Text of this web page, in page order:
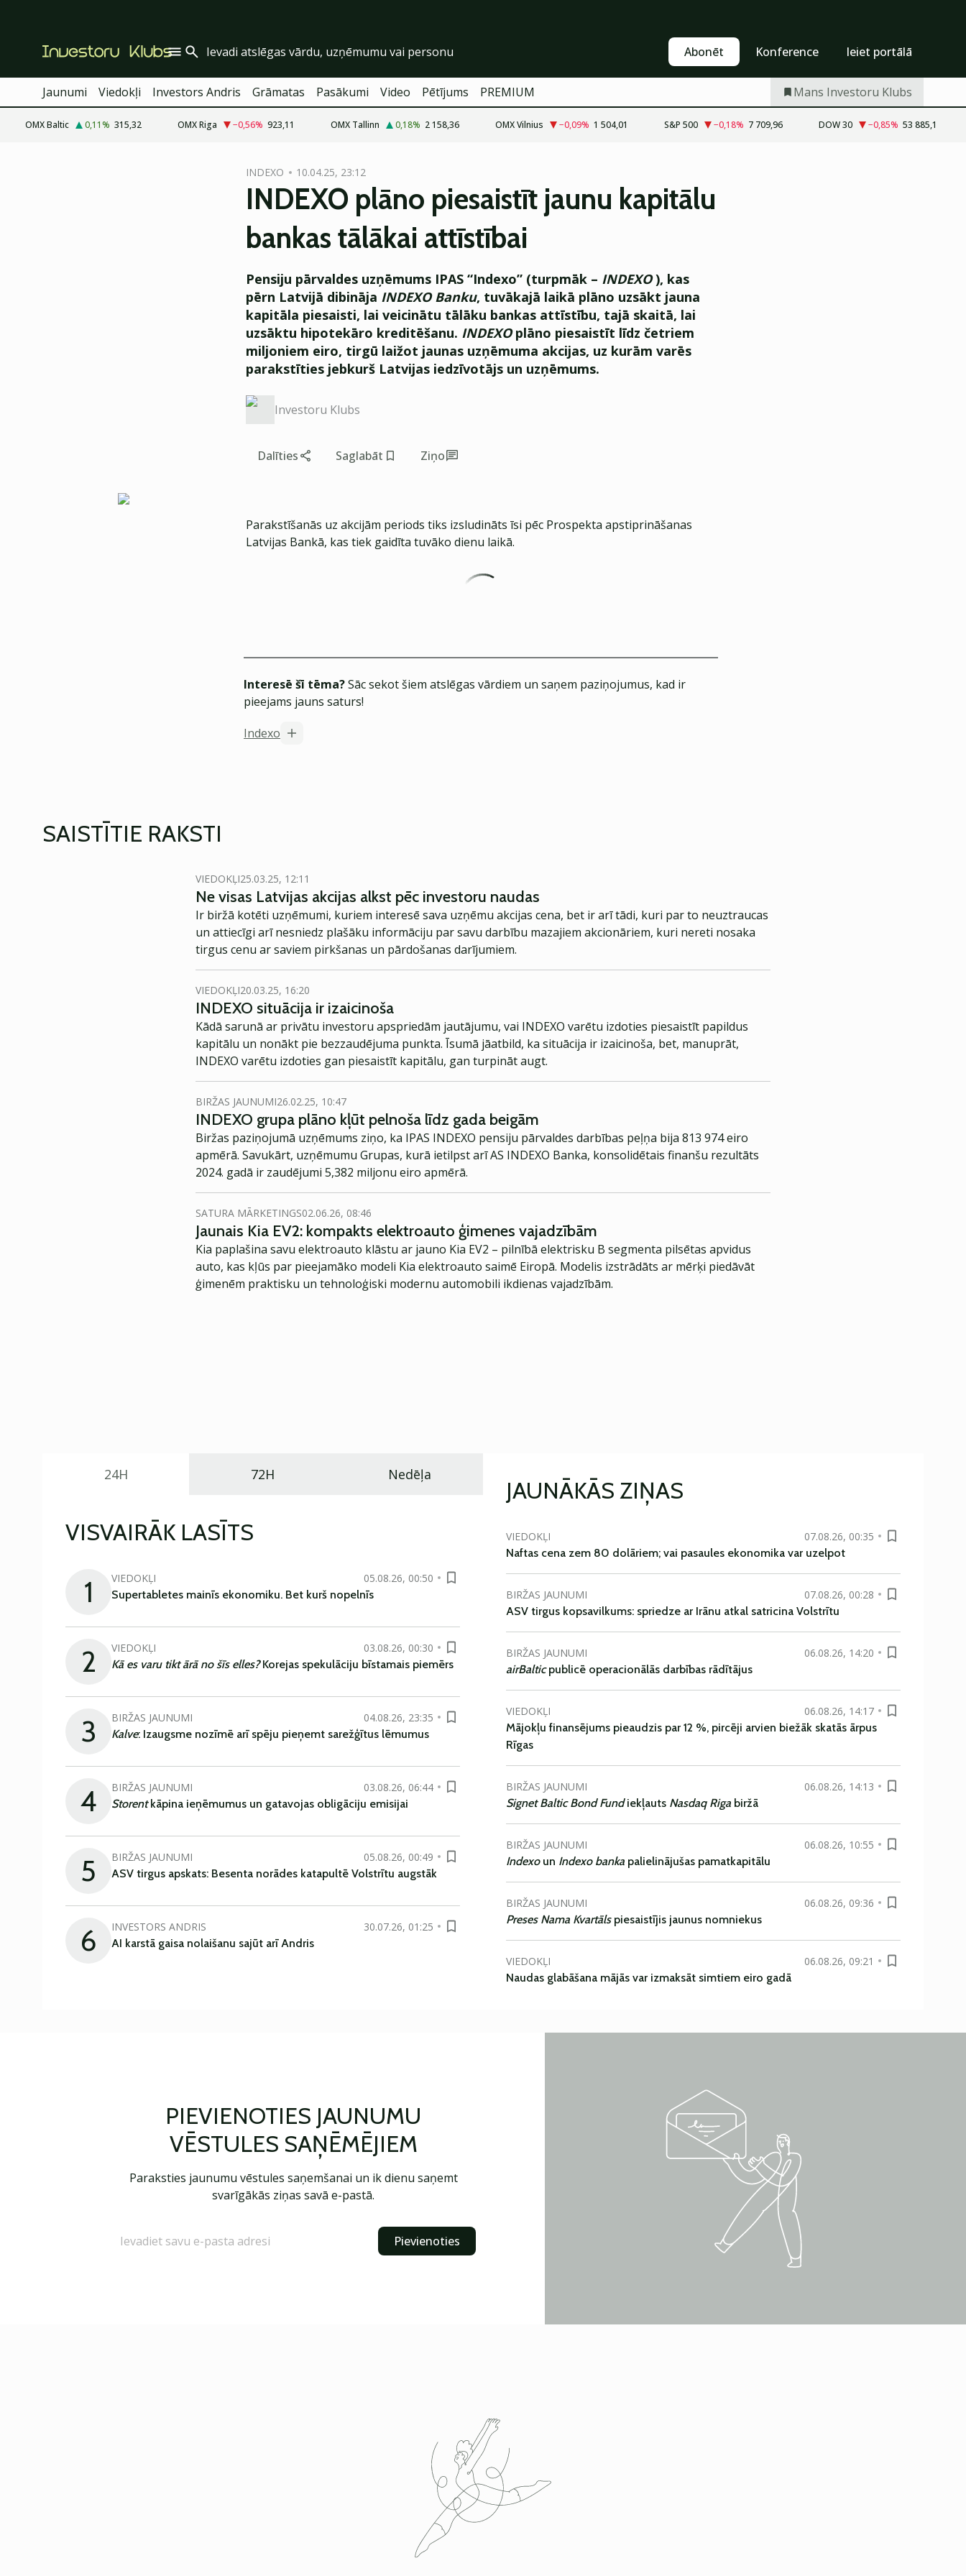
Abonēt Konference Ieiet portālā
Jaunumi Viedokļi Investors Andris Grāmatas Pasākumi Video Pētījums PREMIUM Mans Investoru Klubs
OMX Baltic 0,11% 315,32 OMX Riga −0,56% 923,11 OMX Tallinn 0,18% 2 158,36 OMX Vilnius −0,09% 1 504,01 S&P 500 −0,18% 7 709,96 DOW 30 −0,85% 53 885,1
INDEXO 10.04.25, 23:12
INDEXO plāno piesaistīt jaunu kapitālu
bankas tālākai attīstībai
Pensiju pārvaldes uzņēmums IPAS “Indexo” (turpmāk – INDEXO ), kas
pērn Latvijā dibināja INDEXO Banku, tuvākajā laikā plāno uzsākt jauna
kapitāla piesaisti, lai veicinātu tālāku bankas attīstību, tajā skaitā, lai
uzsāktu hipotekāro kreditēšanu. INDEXO plāno piesaistīt līdz četriem
miljoniem eiro, tirgū laižot jaunas uzņēmuma akcijas, uz kurām varēs
parakstīties jebkurš Latvijas iedzīvotājs un uzņēmums.
Investoru Klubs
Dalīties Saglabāt Ziņo
Parakstīšanās uz akcijām periods tiks izsludināts īsi pēc Prospekta apstiprināšanas
Latvijas Bankā, kas tiek gaidīta tuvāko dienu laikā.
Interesē šī tēma?Sāc sekot šiem atslēgas vārdiem un saņem paziņojumus, kad ir
pieejams jauns saturs!
Indexo
SAISTĪTIE RAKSTI
VIEDOKĻI25.03.25, 12:11
Ne visas Latvijas akcijas alkst pēc investoru naudas
Ir biržā kotēti uzņēmumi, kuriem interesē sava uzņēmu akcijas cena, bet ir arī tādi, kuri par to neuztraucas
un attiecīgi arī nesniedz plašāku informāciju par savu darbību mazajiem akcionāriem, kuri nereti nosaka
tirgus cenu ar saviem pirkšanas un pārdošanas darījumiem.
VIEDOKĻI20.03.25, 16:20
INDEXO situācija ir izaicinoša
Kādā sarunā ar privātu investoru apspriedām jautājumu, vai INDEXO varētu izdoties piesaistīt papildus
kapitālu un nonākt pie bezzaudējuma punkta. Īsumā jāatbild, ka situācija ir izaicinoša, bet, manuprāt,
INDEXO varētu izdoties gan piesaistīt kapitālu, gan turpināt augt.
BIRŽAS JAUNUMI26.02.25, 10:47
INDEXO grupa plāno kļūt pelnoša līdz gada beigām
Biržas paziņojumā uzņēmums ziņo, ka IPAS INDEXO pensiju pārvaldes darbības peļņa bija 813 974 eiro
apmērā. Savukārt, uzņēmumu Grupas, kurā ietilpst arī AS INDEXO Banka, konsolidētais finanšu rezultāts
2024. gadā ir zaudējumi 5,382 miljonu eiro apmērā.
SATURA MĀRKETINGS02.06.26, 08:46
Jaunais Kia EV2: kompakts elektroauto ģimenes vajadzībām
Kia paplašina savu elektroauto klāstu ar jauno Kia EV2 – pilnībā elektrisku B segmenta pilsētas apvidus
auto, kas kļūs par pieejamāko modeli Kia elektroauto saimē Eiropā. Modelis izstrādāts ar mērķi piedāvāt
ģimenēm praktisku un tehnoloģiski modernu automobili ikdienas vajadzībām.
24H 72H Nedēļa
VISVAIRĀK LASĪTS
1 VIEDOKĻI
05.08.26, 00:50
Supertabletes mainīs ekonomiku. Bet kurš nopelnīs
2 VIEDOKĻI
03.08.26, 00:30
Kā es varu tikt ārā no šīs elles?Korejas spekulāciju bīstamais piemērs
3 BIRŽAS JAUNUMI
04.08.26, 23:35
Kalve: Izaugsme nozīmē arī spēju pieņemt sarežģītus lēmumus
4 BIRŽAS JAUNUMI
03.08.26, 06:44
Storentkāpina ieņēmumus un gatavojas obligāciju emisijai
5 BIRŽAS JAUNUMI
05.08.26, 00:49
ASV tirgus apskats: Besenta norādes katapultē Volstrītu augstāk
6 INVESTORS ANDRIS
30.07.26, 01:25
AI karstā gaisa nolaišanu sajūt arī Andris
JAUNĀKĀS ZIŅAS
VIEDOKĻI
07.08.26, 00:35
Naftas cena zem 80 dolāriem; vai pasaules ekonomika var uzelpot
BIRŽAS JAUNUMI
07.08.26, 00:28
ASV tirgus kopsavilkums: spriedze ar Irānu atkal satricina Volstrītu
BIRŽAS JAUNUMI
06.08.26, 14:20
airBalticpublicē operacionālās darbības rādītājus
VIEDOKĻI
06.08.26, 14:17
Mājokļu finansējums pieaudzis par 12 %, pircēji arvien biežāk skatās ārpus
Rīgas
BIRŽAS JAUNUMI
06.08.26, 14:13
Signet Baltic Bond Fundiekļauts Nasdaq Riga biržā
BIRŽAS JAUNUMI
06.08.26, 10:55
Indexoun Indexo banka palielinājušas pamatkapitālu
BIRŽAS JAUNUMI
06.08.26, 09:36
Preses Nama Kvartāls piesaistījis jaunus nomniekus
VIEDOKĻI
06.08.26, 09:21
Naudas glabāšana mājās var izmaksāt simtiem eiro gadā
PIEVIENOTIES JAUNUMU
VĒSTULES SAŅĒMĒJIEM
Paraksties jaunumu vēstules saņemšanai un ik dienu saņemt
svarīgākās ziņas savā e-pastā.
Pievienoties